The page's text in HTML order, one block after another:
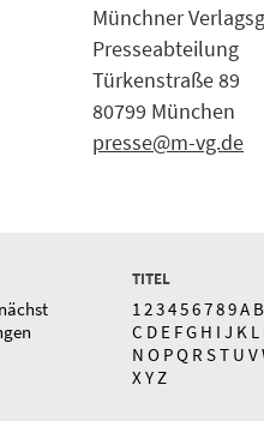
Münchner
Presseabteilung
Türkenstraße 89
80799 München
presse@m-vg.de
TITEL
1 23456789A B
C D E FG H I J K L
N O PQ R ST U V
X Y Z